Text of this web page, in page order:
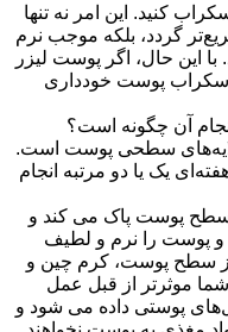
کنید. این امر نه تنها
گردد، بلکه موجب نرم
این حال، اگر پوست لیزر
پوست خودداری
آن چگونه است؟
لایه‌های سطحی پوست است.
یک یا دو مرتبه انجام
سطح پوست پاک می کند و
و پوست را نرم و لطیف
از سطح پوست، کرم چین و
موثرتر از قبل عمل
پوستی داده می شود و